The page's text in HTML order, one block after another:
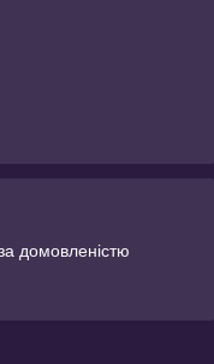
домовленістю